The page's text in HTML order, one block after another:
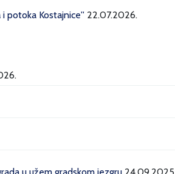
potoka Kostajnice'' 22.07.2026.